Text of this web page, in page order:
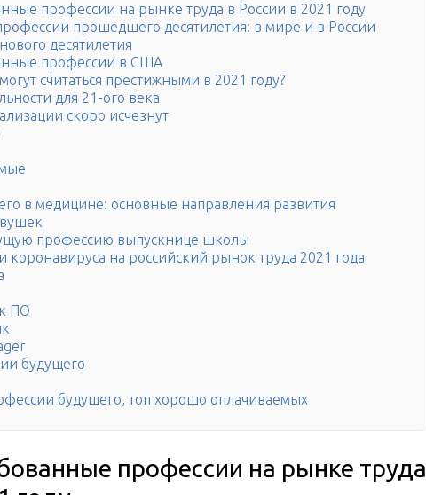
профессии на рынке труда в России в 2021 году
прошедшего десятилетия: в мире и в России
десятилетия
профессии в США
считаться престижными в 2021 году?
для 21-ого века
скоро исчезнут
в медицине: основные направления развития
профессию выпускнице школы
на российский рынок труда 2021 года
ПО
будущего
будущего, топ хорошо оплачиваемых
профессии на рынке труда